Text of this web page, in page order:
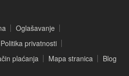
Oglašavanje
Politika privatnosti
plaćanja Mapa stranica Blog